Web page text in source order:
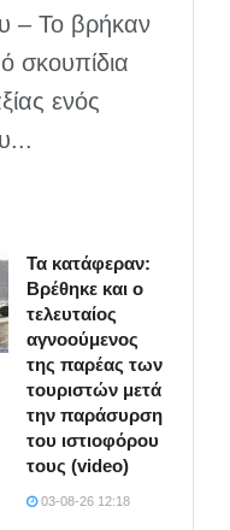
– Το βρήκαν
σκουπίδια
ενός
Τα κατάφεραν:
Βρέθηκε και ο
τελευταίος
αγνοούμενος
της παρέας των
τουριστών μετά
την παράσυρση
του ιστιοφόρου
τους (video)
03-08-26 12:18